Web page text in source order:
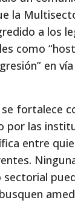
la
a los
como
en
fortalece
por las
entre
sectorial